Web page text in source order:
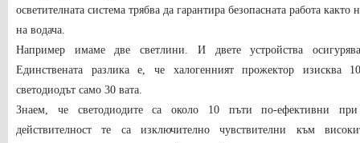
осветителната система трябва да гарантира безопасната работа
на водача.
Например имаме две светлини. И двете устройства
Единствената разлика е, че халогенният прожектор изисква
светодиодът само 30 вата.
Знаем, че светодиодите са около 10 пъти по-ефективни
действителност те са изключително чувствителни към